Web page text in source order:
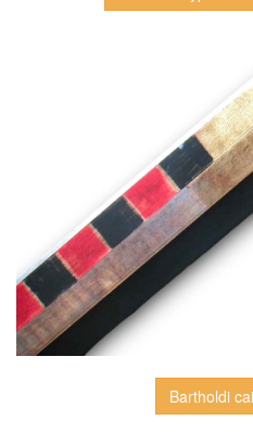
Bartholdi